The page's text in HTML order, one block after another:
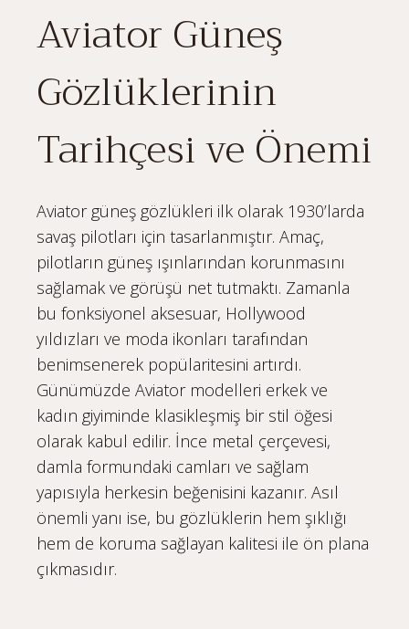
Aviator Güneş
Gözlüklerinin
Tarihçesi ve Önemi
Aviator güneş gözlükleri ilk olarak 1930’larda
savaş pilotları için tasarlanmıştır. Amaç,
pilotların güneş ışınlarından korunmasını
sağlamak ve görüşü net tutmaktı. Zamanla
bu fonksiyonel aksesuar, Hollywood
yıldızları ve moda ikonları tarafından
benimsenerek popülaritesini artırdı.
Günümüzde Aviator modelleri erkek ve
kadın giyiminde klasikleşmiş bir stil öğesi
olarak kabul edilir. İnce metal çerçevesi,
damla formundaki camları ve sağlam
yapısıyla herkesin beğenisini kazanır. Asıl
önemli yanı ise, bu gözlüklerin hem şıklığı
hem de koruma sağlayan kalitesi ile ön plana
çıkmasıdır.